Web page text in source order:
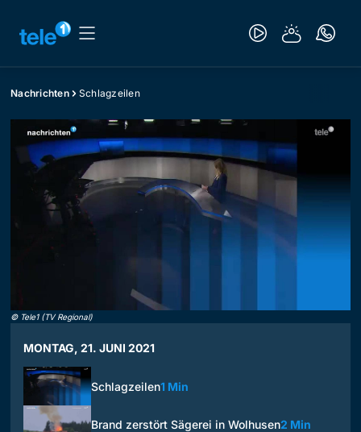
Nachrichten Schlagzeilen
© Tele1 (TV Regional)
MONTAG, 21. JUNI 2021
Schlagzeilen1 Min
Brand zerstört Sägerei in Wolhusen2 Min